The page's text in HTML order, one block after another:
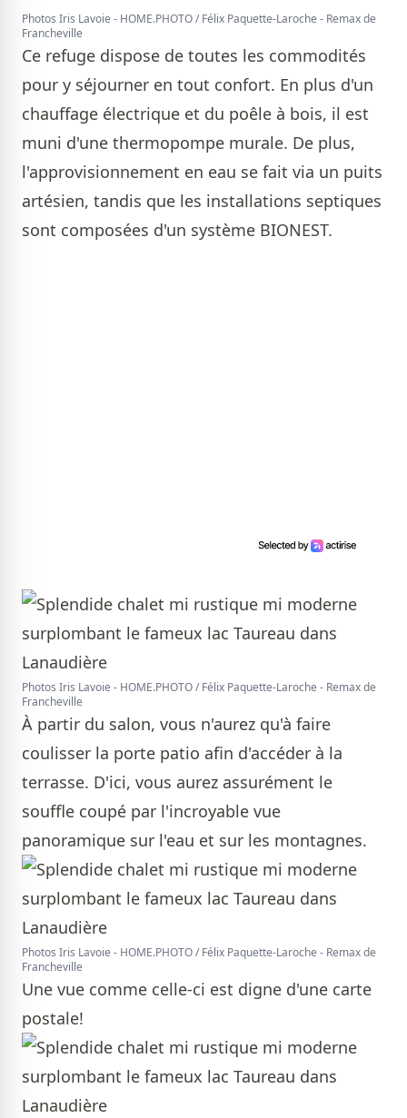
Photos Iris Lavoie - HOME.PHOTO / Félix Paquette-Laroche - Remax de
Francheville
Ce refuge dispose de toutes les commodités
pour y séjourner en tout confort. En plus d'un
chauffage électrique et du poêle à bois, il est
muni d'une thermopompe murale. De plus,
l'approvisionnement en eau se fait via un puits
artésien, tandis que les installations septiques
sont composées d'un système BIONEST.
Photos Iris Lavoie - HOME.PHOTO / Félix Paquette-Laroche - Remax de
Francheville
À partir du salon, vous n'aurez qu'à faire
coulisser la porte patio afin d'accéder à la
terrasse. D'ici, vous aurez assurément le
souffle coupé par l'incroyable vue
panoramique sur l'eau et sur les montagnes.
Photos Iris Lavoie - HOME.PHOTO / Félix Paquette-Laroche - Remax de
Francheville
Une vue comme celle-ci est digne d'une carte
postale!